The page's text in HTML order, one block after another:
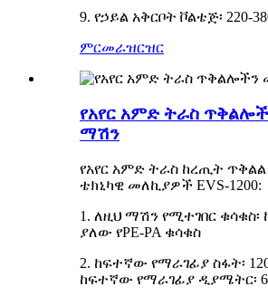
9. የኃይል አቅርቦት ቮልቴጅ፡ 220-
ምርመራዝርዝር
የአየር አምድ ትራስ
ማሽን
የአየር አምድ ትራስ ከረጢት
ቴክኒካዊ መለኪያዎች EVS-1200:
1. ለዚህ ማሽን የሚተገበር ቁሳቁስ፡
ያለው የPE-PA ቁሳቁስ
2. ከፍተኛው የማራገፊያ ስፋት፡
ከፍተኛው የማራገፊያ ዲያሜትር፡